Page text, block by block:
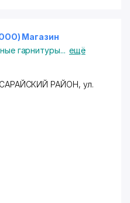
Магазин
гарнитуры... ещё
РАЙОН, ул.